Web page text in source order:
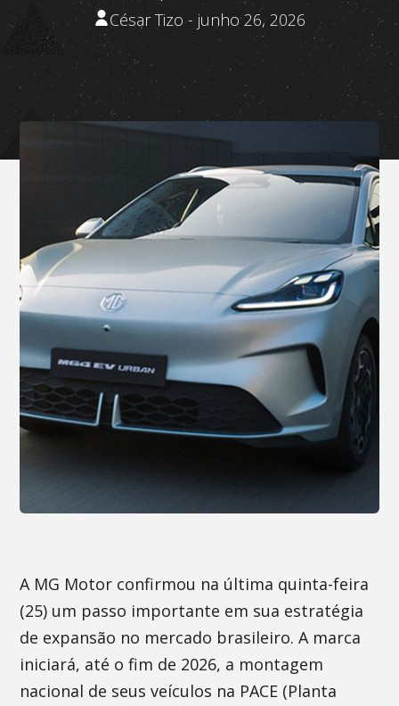
César Tizo - junho 26, 2026
A MG Motor confirmou na última quinta-feira
(25) um passo importante em sua estratégia
de expansão no mercado brasileiro. A marca
iniciará, até o fim de 2026, a montagem
nacional de seus veículos na PACE (Planta